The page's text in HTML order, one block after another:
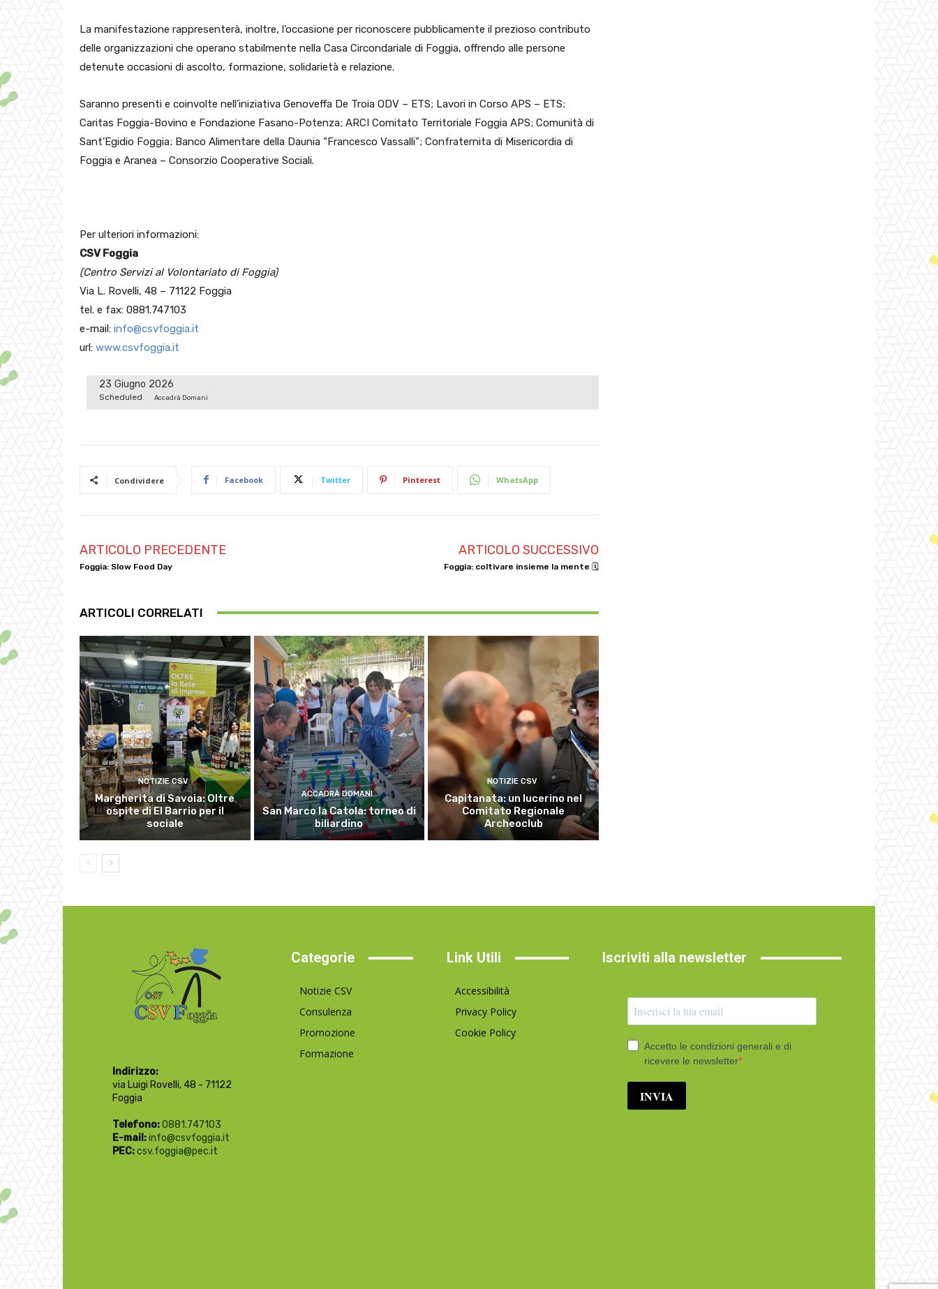
La manifestazione rappresenterà, inoltre, l’occasione per riconoscere pubblicamente il prezioso contributo
delle organizzazioni che operano stabilmente nella Casa Circondariale di Foggia, offrendo alle persone
detenute occasioni di ascolto, formazione, solidarietà e relazione.
Saranno presenti e coinvolte nell’iniziativa Genoveffa De Troia ODV – ETS; Lavori in Corso APS – ETS;
Caritas Foggia-Bovino e Fondazione Fasano-Potenza; ARCI Comitato Territoriale Foggia APS; Comunità di
Sant’Egidio Foggia; Banco Alimentare della Daunia “Francesco Vassalli”; Confraternita di Misericordia di
Foggia e Aranea – Consorzio Cooperative Sociali.
Per ulteriori informazioni:
CSV Foggia
(Centro Servizi al Volontariato di Foggia)
Via L. Rovelli, 48 – 71122 Foggia
tel. e fax: 0881.747103
e-mail: info@csvfoggia.it
url: www.csvfoggia.it
23 Giugno 2026
Scheduled Accadrà Domani
Condividere Facebook Twitter Pinterest WhatsApp
ARTICOLO PRECEDENTE
Foggia: Slow Food Day
ARTICOLO SUCCESSIVO
Foggia: coltivare insieme la mente 🗓
ARTICOLI CORRELATI
NOTIZIE CSV
Margherita di Savoia: Oltre
ospite di El Barrio per il
sociale
ACCADRÀ DOMANI
San Marco la Catola: torneo di
biliardino
NOTIZIE CSV
Capitanata: un lucerino nel
Comitato Regionale
Archeoclub
Indirizzo:
via Luigi Rovelli, 48 - 71122
Foggia
Telefono:0881.747103
E-mail:info@csvfoggia.it
PEC:csv.foggia@pec.it
Categorie
Notizie CSV
Consulenza
Promozione
Formazione
Link Utili
Accessibilità
Privacy Policy
Cookie Policy
Iscriviti alla newsletter